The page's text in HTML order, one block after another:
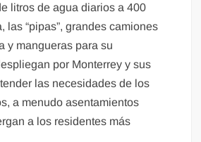
litros de agua diarios a 400
las “pipas”, grandes camiones
y mangueras para su
por Monterrey y sus
las necesidades de los
a menudo asentamientos
a los residentes más